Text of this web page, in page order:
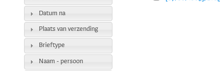
Datum na
Plaats van verzending
Brieftype
Naam - persoon